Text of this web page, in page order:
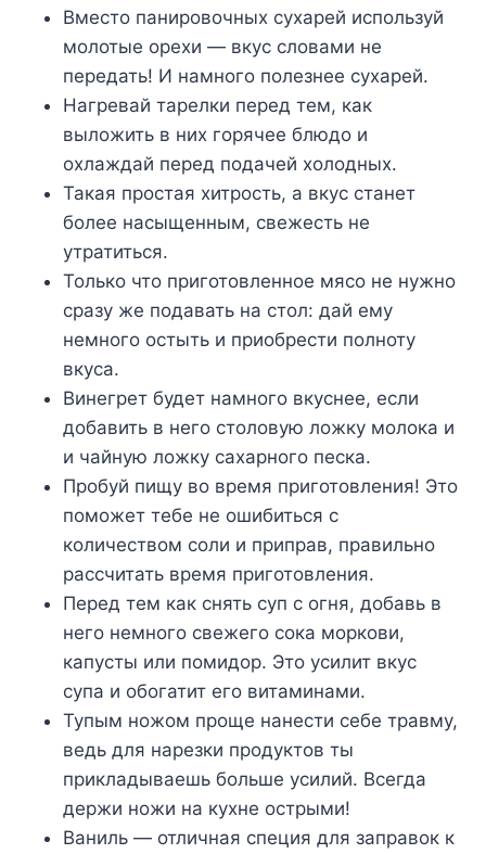
Вместо панировочных сухарей используй
молотые орехи — вкус словами не
передать! И намного полезнее сухарей.
Нагревай тарелки перед тем, как
выложить в них горячее блюдо и
охлаждай перед подачей холодных.
Такая простая хитрость, а вкус станет
более насыщенным, свежесть не
утратиться.
Только что приготовленное мясо не нужно
сразу же подавать на стол: дай ему
немного остыть и приобрести полноту
вкуса.
Винегрет будет намного вкуснее, если
добавить в него столовую ложку молока и
и чайную ложку сахарного песка.
Пробуй пищу во время приготовления! Это
поможет тебе не ошибиться с
количеством соли и приправ, правильно
рассчитать время приготовления.
Перед тем как снять суп с огня, добавь в
него немного свежего сока моркови,
капусты или помидор. Это усилит вкус
супа и обогатит его витаминами.
Тупым ножом проще нанести себе травму,
ведь для нарезки продуктов ты
прикладываешь больше усилий. Всегда
держи ножи на кухне острыми!
Ваниль — отличная специя для заправок к